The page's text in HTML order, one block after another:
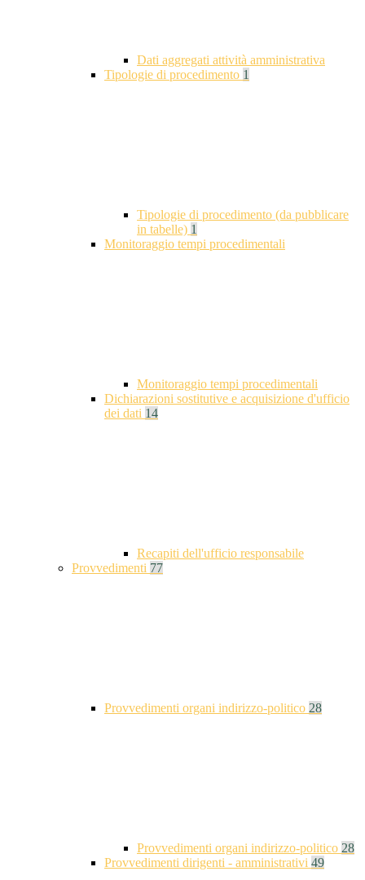
Dati aggregati attività amministrativa
Tipologie di procedimento 1
Tipologie di procedimento (da pubblicare
in tabelle) 1
Monitoraggio tempi procedimentali
Monitoraggio tempi procedimentali
Dichiarazioni sostitutive e acquisizione d'ufficio
dei dati 14
Recapiti dell'ufficio responsabile
Provvedimenti 77
Provvedimenti organi indirizzo-politico 28
Provvedimenti organi indirizzo-politico 28
Provvedimenti dirigenti - amministrativi 49